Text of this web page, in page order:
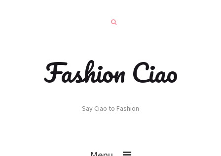
Fashion Ciao
Say Ciao to Fashion